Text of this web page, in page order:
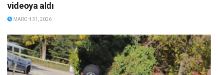
videoya aldı
MARCH 31, 2026